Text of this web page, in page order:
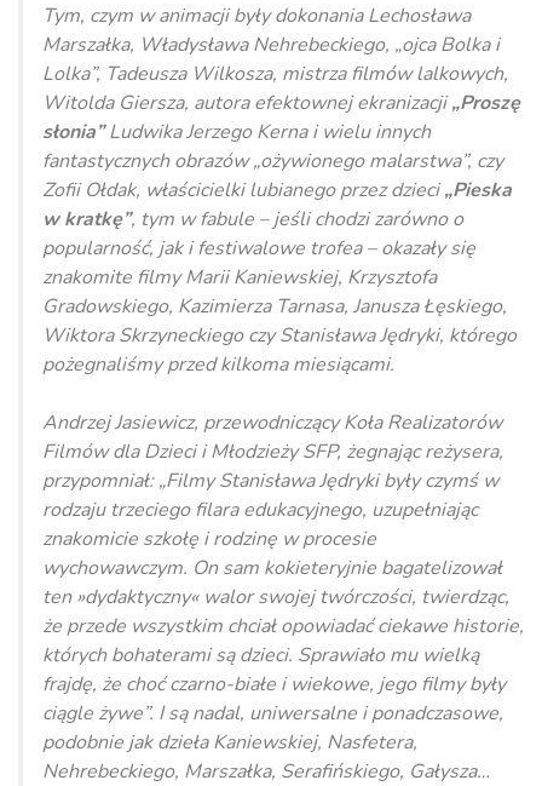
Tym, czym w animacji były dokonania Lechosława
Marszałka, Władysława Nehrebeckiego, „ojca Bolka i
Lolka”, Tadeusza Wilkosza, mistrza filmów lalkowych,
Witolda Giersza, autora efektownej ekranizacji„Proszę
słonia”Ludwika Jerzego Kerna i wielu innych
fantastycznych obrazów „ożywionego malarstwa”, czy
Zofii Ołdak, właścicielki lubianego przez dzieci„Pieska
w kratkę”, tym w fabule – jeśli chodzi zarówno o
popularność, jak i festiwalowe trofea – okazały się
znakomite filmy Marii Kaniewskiej, Krzysztofa
Gradowskiego, Kazimierza Tarnasa, Janusza Łęskiego,
Wiktora Skrzyneckiego czy Stanisława Jędryki, którego
pożegnaliśmy przed kilkoma miesiącami.
Andrzej Jasiewicz, przewodniczący Koła Realizatorów
Filmów dla Dzieci i Młodzieży SFP, żegnając reżysera,
przypomniał: „Filmy Stanisława Jędryki były czymś w
rodzaju trzeciego filara edukacyjnego, uzupełniając
znakomicie szkołę i rodzinę w procesie
wychowawczym. On sam kokieteryjnie bagatelizował
ten »dydaktyczny« walor swojej twórczości, twierdząc,
że przede wszystkim chciał opowiadać ciekawe historie,
których bohaterami są dzieci. Sprawiało mu wielką
frajdę, że choć czarno-białe i wiekowe, jego filmy były
ciągle żywe”. I są nadal, uniwersalne i ponadczasowe,
podobnie jak dzieła Kaniewskiej, Nasfetera,
Nehrebeckiego, Marszałka, Serafińskiego, Gałysza…